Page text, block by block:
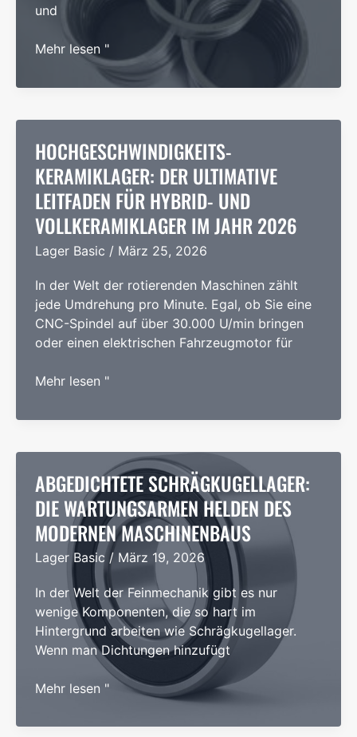
und
Präzisions-
Kreuzrollenlager:
Der
Leitfaden
für
Kreuzrollenringe
und
Kreuzrollen
für
Hochpräzisionsanwendungen
Mehr lesen "
HOCHGESCHWINDIGKEITS-
KERAMIKLAGER: DER ULTIMATIVE
LEITFADEN FÜR HYBRID- UND
VOLLKERAMIKLAGER IM JAHR 2026
Lager Basic / März 25, 2026
In der Welt der rotierenden Maschinen zählt
jede Umdrehung pro Minute. Egal, ob Sie eine
CNC-Spindel auf über 30.000 U/min bringen
oder einen elektrischen Fahrzeugmotor für
Hochgeschwindigkeits-
Der
Leitfaden
für
Hybrid-
und
Vollkeramiklager
im
2026
Mehr lesen "
ABGEDICHTETE SCHRÄGKUGELLAGER:
DIE WARTUNGSARMEN HELDEN DES
MODERNEN MASCHINENBAUS
Lager Basic / März 19, 2026
In der Welt der Feinmechanik gibt es nur
wenige Komponenten, die so hart im
Hintergrund arbeiten wie Schrägkugellager.
Wenn man Dichtungen hinzufügt
Abgedichtete
Die
Mehr lesen "